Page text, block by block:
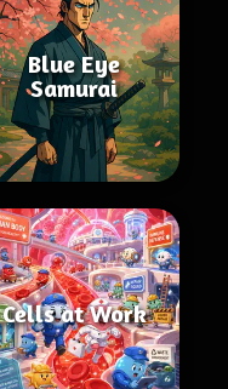
Blue Eye
Samurai
Cells at Work